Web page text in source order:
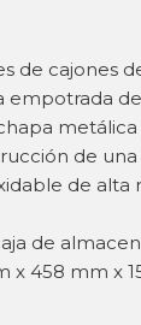
de cajones
de
de
de
x 458 mm x